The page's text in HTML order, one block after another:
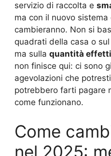
servizio di raccolta e
ma con il nuovo
cambieranno. Non si
quadrati della casa o
ma sulla quantità
non finisce qui: ci sono
agevolazioni che
potrebbero farti pagare
come funzionano.
Come
nel 2025: